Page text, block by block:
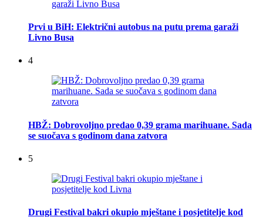
Prvi u BiH: Električni autobus na putu prema garaži
Livno Busa
4
HBŽ: Dobrovoljno predao 0,39 grama marihuane. Sada
se suočava s godinom dana zatvora
5
Drugi Festival bakri okupio mještane i posjetitelje kod